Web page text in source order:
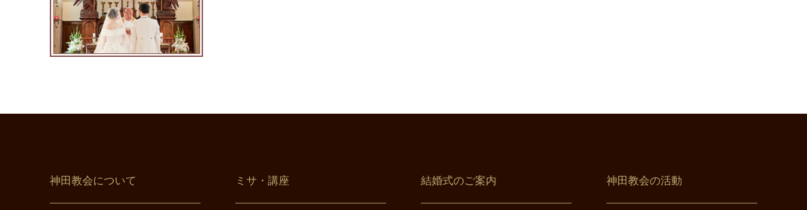
神田教会について ミサ・講座 結婚式のご案内 神田教会の活動